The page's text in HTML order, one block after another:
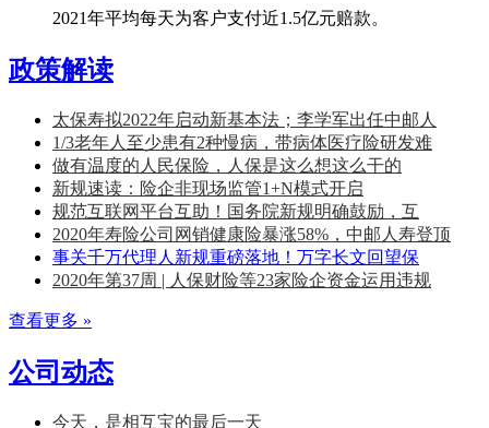
2021年平均每天为客户支付近1.5亿元赔款。
政策解读
太保寿拟2022年启动新基本法；李学军出任中邮人
1/3老年人至少患有2种慢病，带病体医疗险研发难
做有温度的人民保险，人保是这么想这么干的
新规速读：险企非现场监管1+N模式开启
规范互联网平台互助！国务院新规明确鼓励，互
2020年寿险公司网销健康险暴涨58%，中邮人寿登顶
事关千万代理人新规重磅落地！万字长文回望保
2020年第37周 | 人保财险等23家险企资金运用违规
查看更多 »
公司动态
今天，是相互宝的最后一天